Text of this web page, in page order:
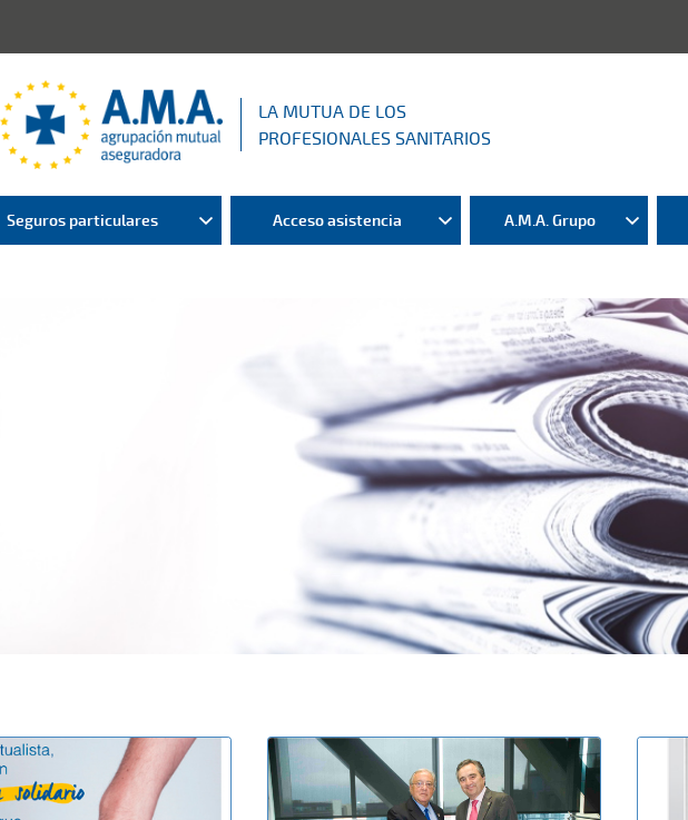
LA MUTUA DE LOS
PROFESIONALES SANITARIOS
Seguros particulares Acceso asistencia A.M.A. Grupo